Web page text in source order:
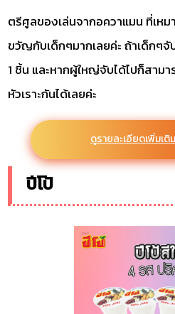
ตรีศูลของเล่นจากอควาแมน ที่เห
ขวัญกับเด็กๆมากเลยค่ะ ถ้าเด็กๆจั
1 ชิ้น และหากผู้ใหญ่จับได้ไปก็สาม
หัวเราะกันได้เลยค่ะ
ดูรายละเอียดเพิ่มเติ
ปีโป้